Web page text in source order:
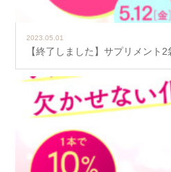
2023.05.01
【終了しました】サプリメント